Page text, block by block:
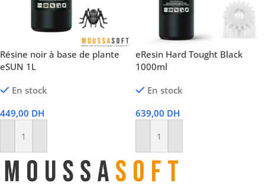
Résine noir à base de plante
eSUN 1L
En stock
449,00 DH
Ajouter Au Panier
eResin Hard Tought Black
1000ml
En stock
639,00 DH
Ajouter Au Panier